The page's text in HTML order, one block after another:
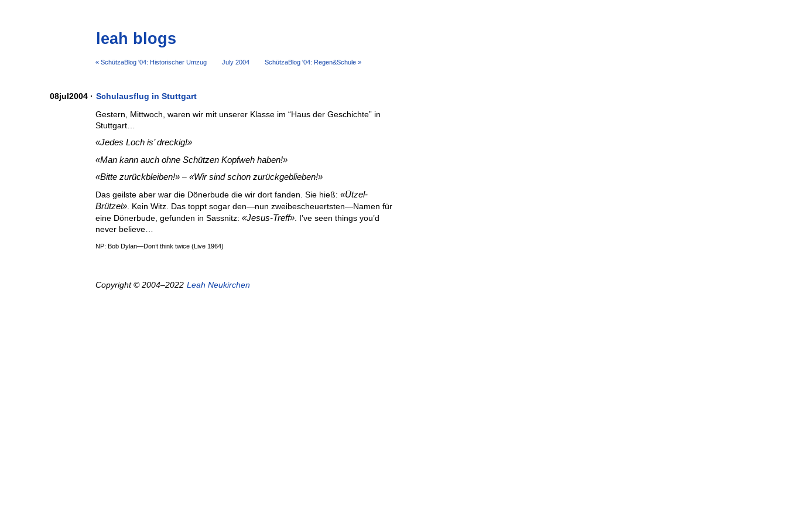
leah blogs
« SchützaBlog '04: Historischer Umzug July 2004 SchützaBlog '04: Regen&Schule »
08jul2004 · Schulausflug in Stuttgart
Gestern, Mittwoch, waren wir mit unserer Klasse im “Haus der Geschichte” in
Stuttgart…
Jedes Loch is’ dreckig!
Man kann auch ohne Schützen Kopfweh haben!
Bitte zurückbleiben!
– Wir sind schon zurückgeblieben!
Das geilste aber war die Dönerbude die wir dort fanden. Sie hieß: Ützel-
Brützel
. Kein Witz. Das toppt sogar den—nun zweibescheuertsten—Namen für
eine Dönerbude, gefunden in Sassnitz: Jesus-Treff
. I’ve seen things you’d
never believe…
NP: Bob Dylan—Don’t think twice (Live 1964)
Copyright © 2004–2022 Leah Neukirchen